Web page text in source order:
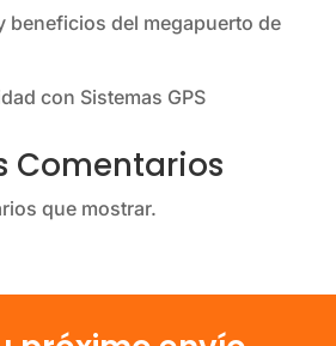
beneficios del megapuerto de
con Sistemas GPS
Comentarios
que mostrar.